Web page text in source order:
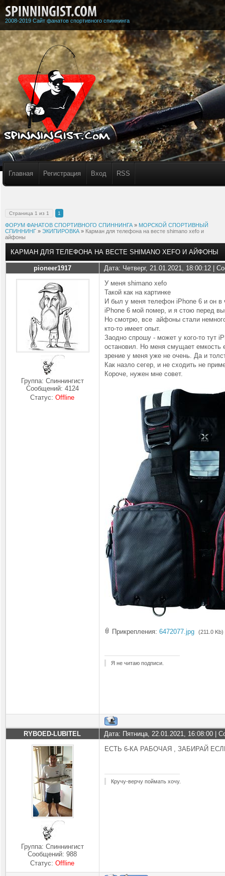
2008-2019 Сайт фанатов спортивного спиннинга
Главная Регистрация Вход RSS
Страница 1 из 1 1
ФОРУМ ФАНАТОВ СПОРТИВНОГО СПИННИНГА » МОРСКОЙ СПОРТИВНЫЙ
СПИННИНГ » ЭКИПИРОВКА » Карман для телефона на весте shimano xefo и
айфоны
КАРМАН ДЛЯ ТЕЛЕФОНА НА ВЕСТЕ SHIMANO XEFO И АЙФОНЫ
pioneer1917 Дата: Четверг, 21.01.2021, 18:00:12 |
Группа: Спиннингист
Сообщений: 4124
Статус:Offline
У меня shimano xefo
Такой как на картинке
И был у меня телефон iPhone 6 и он
iPhone 6 мой помер, и я стою перед
Но смотрю, все айфоны стали
кто-то имеет опыт.
Заодно спрошу - может у кого-то тут
остановил. Но меня смущает емкость
зрение у меня уже не очень. Да и
Как назло сегер, и не сходить не
Короче, нужен мне совет.
Прикрепления: 6472077.jpg (211.0 Kb)
Я не читаю подписи.
RYBOED-LUBITEL Дата: Пятница, 22.01.2021, 16:08:00 |
Группа: Спиннингист
Сообщений:988
Статус:Offline
ЕСТЬ 6-КА РАБОЧАЯ , ЗАБИРАЙ
Кручу-верчу поймать хочу.